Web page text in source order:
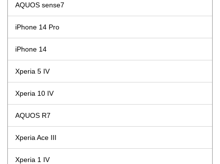
AQUOS sense7
iPhone 14 Pro
iPhone 14
Xperia 5 IV
Xperia 10 IV
AQUOS R7
Xperia Ace III
Xperia 1 IV